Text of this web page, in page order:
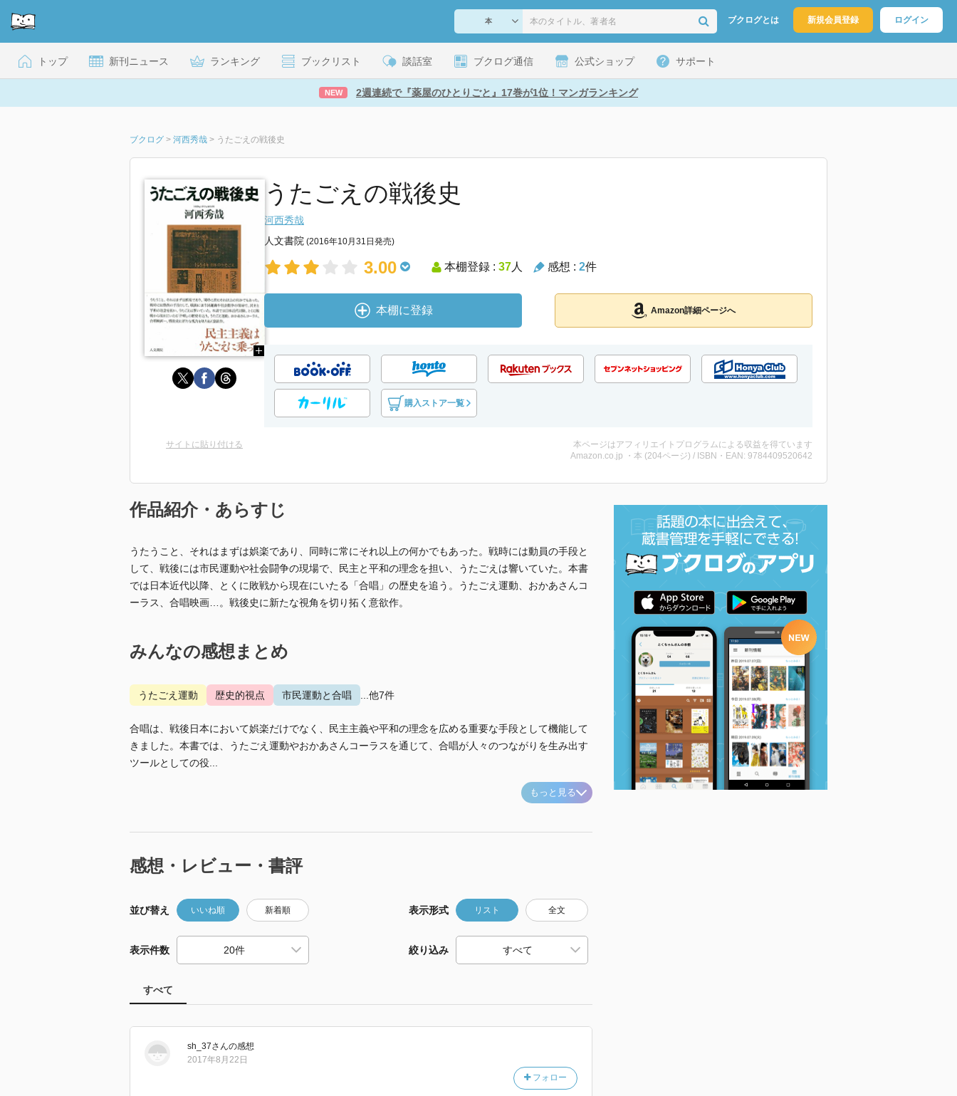
ブクログとは 新規会員登録 ログイン
トップ 新刊ニュース ランキング ブックリスト 談話室 ブクログ通信 公式ショップ サポート
NEW 2週連続で『薬屋のひとりごと』17巻が1位！マンガランキング
ブクログ > 河西秀哉 > うたごえの戦後史
うたごえの戦後史
河西秀哉
人文書院 (2016年10月31日発売)
3.00 本棚登録 : 37人 感想 : 2件
本棚に登録 Amazon詳細ページへ
購入ストア一覧
サイトに貼り付ける
本ページはアフィリエイトプログラムによる収益を得ています
Amazon.co.jp ・本 (204ページ) / ISBN・EAN: 9784409520642
作品紹介・あらすじ
うたうこと、それはまずは娯楽であり、同時に常にそれ以上の何かでもあった。戦時には動員の手段と
して、戦後には市民運動や社会闘争の現場で、民主と平和の理念を担い、うたごえは響いていた。本書
では日本近代以降、とくに敗戦から現在にいたる「合唱」の歴史を追う。うたごえ運動、おかあさんコ
ーラス、合唱映画…。戦後史に新たな視角を切り拓く意欲作。
みんなの感想まとめ
うたごえ運動 歴史的視点 市民運動と合唱 ...他7件
合唱は、戦後日本において娯楽だけでなく、民主主義や平和の理念を広める重要な手段として機能して
きました。本書では、うたごえ運動やおかあさんコーラスを通じて、合唱が人々のつながりを生み出す
ツールとしての役...
もっと見る
感想・レビュー・書評
並び替え いいね順 新着順 表示形式 リスト 全文
表示件数 絞り込み
すべて
sh_37さんの感想
フォロー
2017年8月22日